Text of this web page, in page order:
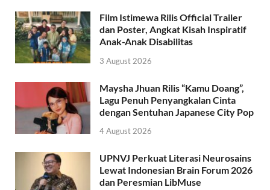
Film Istimewa Rilis Official Trailer
dan Poster, Angkat Kisah Inspiratif
Anak-Anak Disabilitas
3 August 2026
Maysha Jhuan Rilis “Kamu Doang”,
Lagu Penuh Penyangkalan Cinta
dengan Sentuhan Japanese City Pop
4 August 2026
UPNVJ Perkuat Literasi Neurosains
Lewat Indonesian Brain Forum 2026
dan Peresmian LibMuse